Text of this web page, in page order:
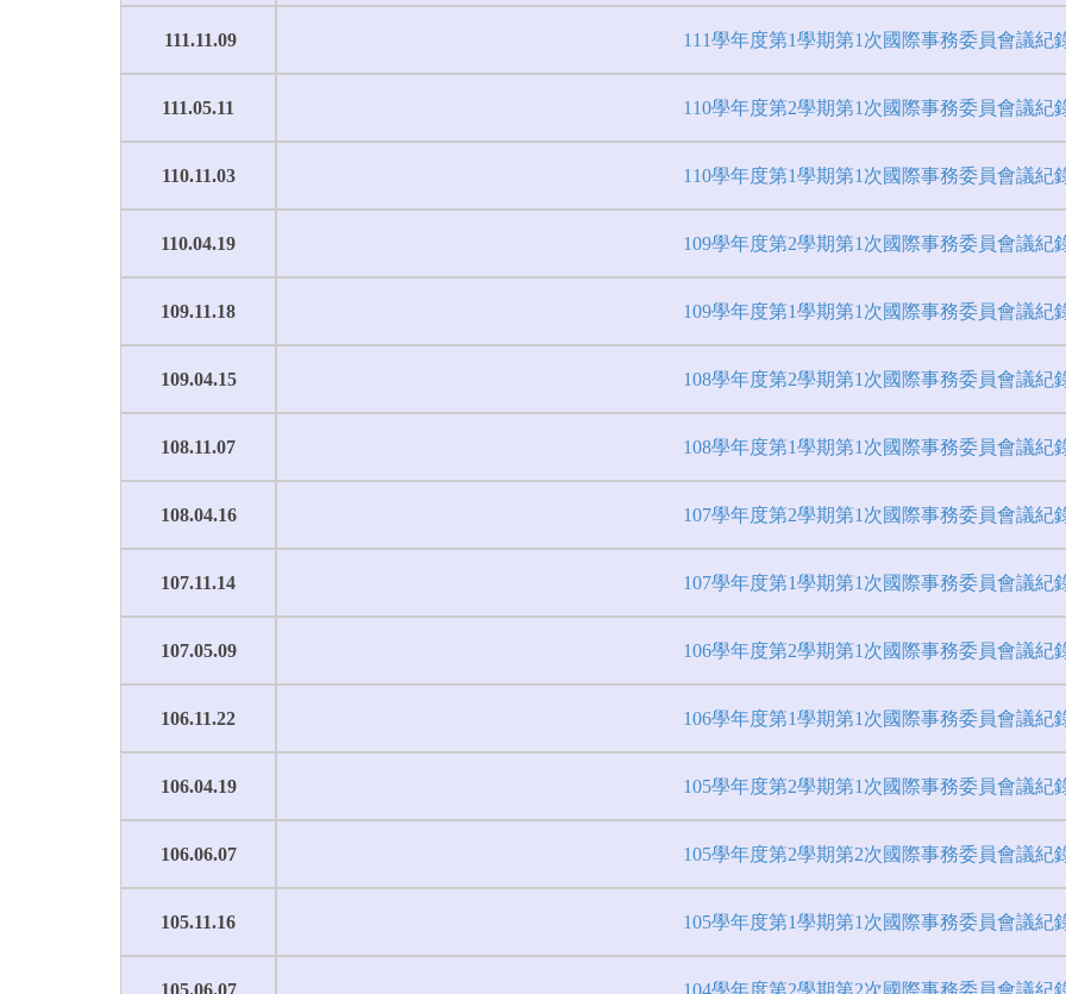
111.11.09 111學年度第1學期第1次國際事務委員會議紀
111.05.11 110學年度第2學期第1次國際事務委員會議紀
110.11.03 110學年度第1學期第1次國際事務委員會議紀
110.04.19 109學年度第2學期第1次國際事務委員會議紀
109.11.18 109學年度第1學期第1次國際事務委員會議紀
109.04.15 108學年度第2學期第1次國際事務委員會議紀
108.11.07 108學年度第1學期第1次國際事務委員會議紀
108.04.16 107學年度第2學期第1次國際事務委員會議紀
107.11.14 107學年度第1學期第1次國際事務委員會議紀
107.05.09 106學年度第2學期第1次國際事務委員會議紀
106.11.22 106學年度第1學期第1次國際事務委員會議紀
106.04.19 105學年度第2學期第1次國際事務委員會議紀
106.06.07 105學年度第2學期第2次國際事務委員會議紀
105.11.16 105學年度第1學期第1次國際事務委員會議紀
105.06.07 104學年度第2學期第2次國際事務委員會議紀